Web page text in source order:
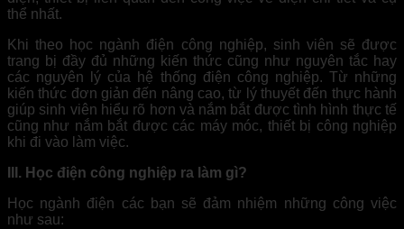
thể nhất.
Khi theo học ngành điện công nghiệp, sinh viên sẽ được
trang bị đầy đủ những kiến thức cũng như nguyên tắc hay
các nguyên lý của hệ thống điện công nghiệp. Từ những
kiến thức đơn giản đến nâng cao, từ lý thuyết đến thực hành
giúp sinh viên hiểu rõ hơn và nắm bắt được tình hình thực tế
cũng như nắm bắt được các máy móc, thiết bị công nghiệp
khi đi vào làm việc.
III. Học điện công nghiệp ra làm gì?
Học ngành điện các bạn sẽ đảm nhiệm những công việc
như sau: